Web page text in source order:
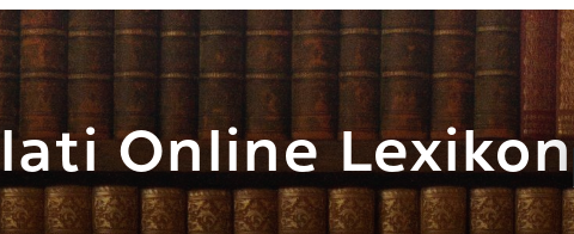
Online Lexikon